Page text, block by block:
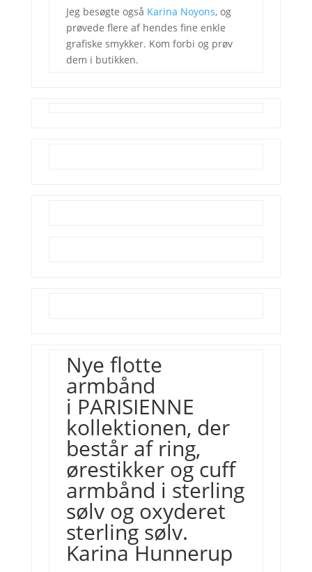
Jeg besøgte også Karina Noyons, og
prøvede flere af hendes fine enkle
grafiske smykker. Kom forbi og prøv
dem i butikken.
Nye flotte
armbånd
i PARISIENNE
kollektionen, der
består af ring,
ørestikker og cuff
armbånd i sterling
sølv og oxyderet
sterling sølv.
Karina Hunnerup